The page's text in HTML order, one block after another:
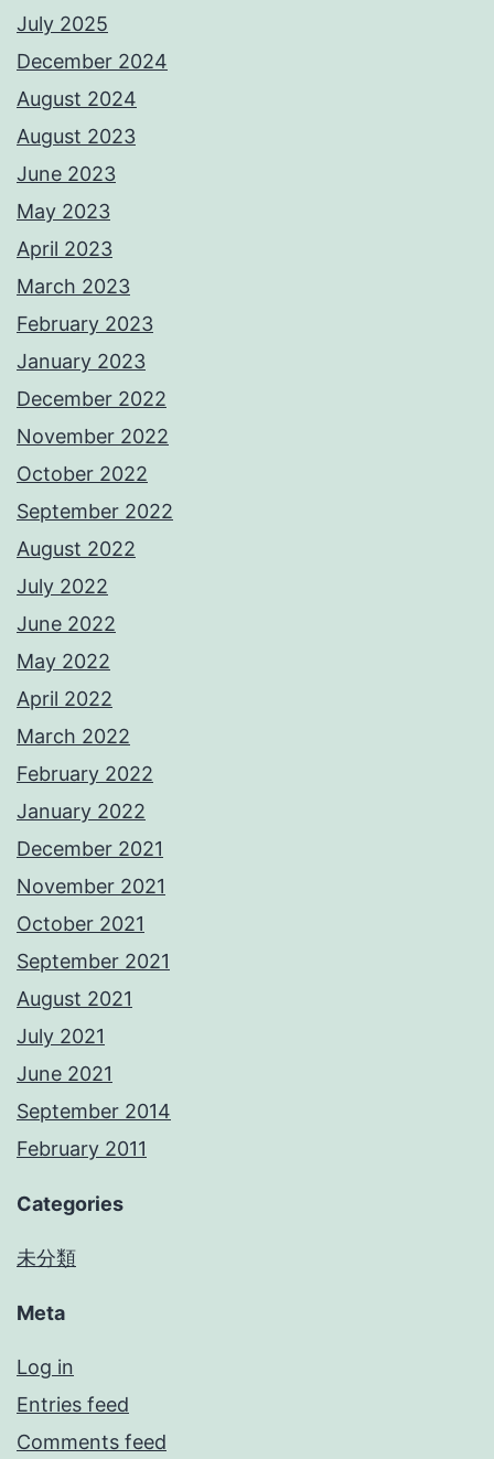
July 2025
December 2024
August 2024
August 2023
June 2023
May 2023
April 2023
March 2023
February 2023
January 2023
December 2022
November 2022
October 2022
September 2022
August 2022
July 2022
June 2022
May 2022
April 2022
March 2022
February 2022
January 2022
December 2021
November 2021
October 2021
September 2021
August 2021
July 2021
June 2021
September 2014
February 2011
Categories
未分類
Meta
Log in
Entries feed
Comments feed